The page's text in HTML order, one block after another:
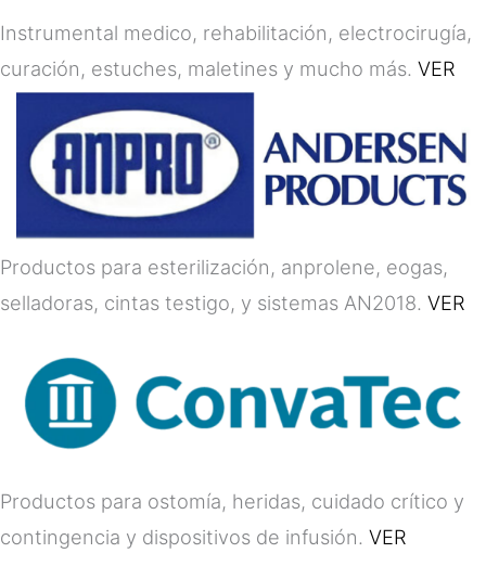
Instrumental medico, rehabilitación, electrocirugía,
curación, estuches, maletines y mucho más. VER
Productos para esterilización, anprolene, eogas,
selladoras, cintas testigo, y sistemas AN2018. VER
Productos para ostomía, heridas, cuidado crítico y
contingencia y dispositivos de infusión. VER